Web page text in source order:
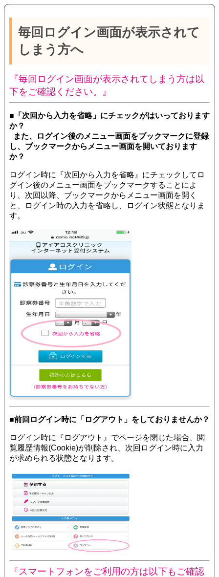
毎回ログイン画面が表示されて
しまう方へ
『毎回ログイン画面が表示されてしまう方は以
下をご確認ください。』
■「次回から入力を省略」にチェックがはいっております
か？
また、ログイン後のメニュー画面をブックマークに登録
し、ブックマークからメニュー画面を開いております
か？
ログイン時に『次回から入力を省略』にチェックしてロ
グイン後のメニュー画面をブックマークすることによ
り、次回以降、ブックマークからメニュー画面を開く
と、ログイン時の入力を省略し、ログイン状態となりま
す。
■前回ログイン時に「ログアウト」をしておりませんか？
ログイン時に『ログアウト』でページを閉じた場合、閲
覧履歴情報(Cookie)が削除され、次回ログイン時に入力
が求められる状態となります。
『スマートフォンをご利用の方は以下もご確認